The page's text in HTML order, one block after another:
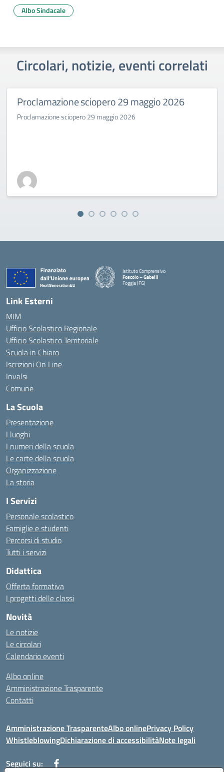
Albo Sindacale
Circolari, notizie, eventi correlati
Proclamazione sciopero 29 maggio 2026
Proclamazione sciopero 29 maggio 2026
Istituto Comprensivo
Foscolo – Gabelli
Foggia (FG)
— Visita la pagina iniziale della scuola
Link Esterni
MIM
Ufficio Scolastico Regionale
Ufficio Scolastico Territoriale
Scuola in Chiaro
Iscrizioni On Line
Invalsi
Comune
La Scuola
Presentazione
I luoghi
I numeri della scuola
Le carte della scuola
Organizzazione
La storia
I Servizi
Personale scolastico
Famiglie e studenti
Percorsi di studio
Tutti i servizi
Didattica
Offerta formativa
I progetti delle classi
Novità
Le notizie
Le circolari
Calendario eventi
Albo online
Amministrazione Trasparente
Contatti
Amministrazione TrasparenteAlbo onlinePrivacy Policy
WhistleblowingDichiarazione di accessibilitàNote legali
Seguici su: